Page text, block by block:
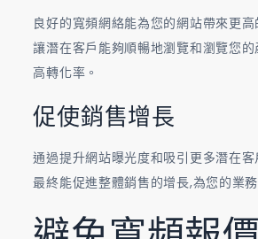
良好的寬頻網絡能為您的網站帶來更
讓潛在客戶能夠順暢地瀏覽和瀏覽您
高轉化率。
促使銷售增長
通過提升網站曝光度和吸引更多潛在
最終能促進整體銷售的增長,為您的業